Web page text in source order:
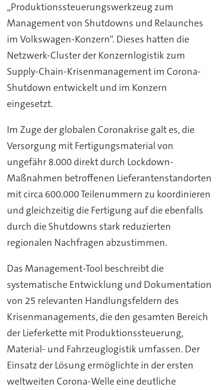
„Produktionssteuerungswerkzeug zum
Management von Shutdowns und Relaunches
im Volkswagen-Konzern“. Dieses hatten die
Netzwerk-Cluster der Konzernlogistik zum
Supply-Chain-Krisenmanagement im Corona-
Shutdown entwickelt und im Konzern
eingesetzt.
Im Zuge der globalen Coronakrise galt es, die
Versorgung mit Fertigungsmaterial von
ungefähr 8.000 direkt durch Lockdown-
Maßnahmen betroffenen Lieferantenstandorten
mit circa 600.000 Teilenummern zu koordinieren
und gleichzeitig die Fertigung auf die ebenfalls
durch die Shutdowns stark reduzierten
regionalen Nachfragen abzustimmen.
Das Management-Tool beschreibt die
systematische Entwicklung und Dokumentation
von 25 relevanten Handlungsfeldern des
Krisenmanagements, die den gesamten Bereich
der Lieferkette mit Produktionssteuerung,
Material- und Fahrzeuglogistik umfassen. Der
Einsatz der Lösung ermöglichte in der ersten
weltweiten Corona-Welle eine deutliche